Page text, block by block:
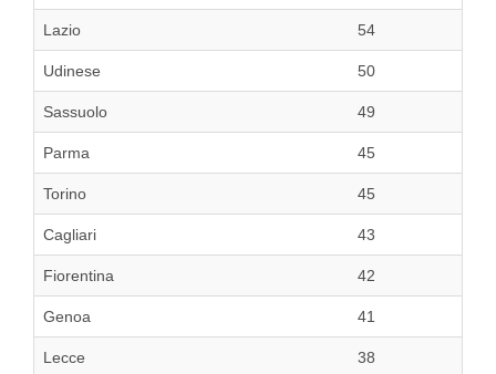
Lazio 54
Udinese 50
Sassuolo 49
Parma 45
Torino 45
Cagliari 43
Fiorentina 42
Genoa 41
Lecce 38